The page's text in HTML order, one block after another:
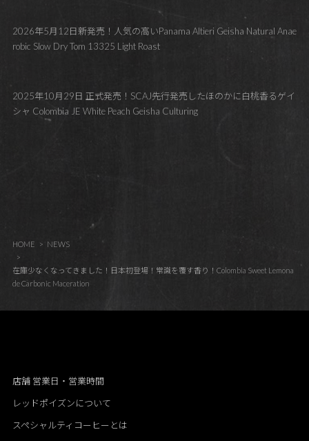
2026年5月12日新発売！人気の高いPanama Altieri Geisha Natural Anae
robic Slow Dry Tom 13325 Light Roast
2025年10月29日 正式発売！SCAJ先行発売したほのかに白桃香るゲイ
シャ Colombia JE White Peach Geisha Culturing
HOME NEWS
在庫少なくなってきました！日本初登場！常識を覆す香り！Colombia Sweet Lemona
de Carbonic Maceration
店舗 営業日・営業時間
レッドポイズンについて
スペシャルティコーヒーとは